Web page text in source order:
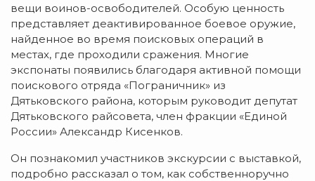
вещи воинов-освободителей. Особую ценность
представляет деактивированное боевое оружие,
найденное во время поисковых операций в
местах, где проходили сражения. Многие
экспонаты появились благодаря активной помощи
поискового отряда «Пограничник» из
Дятьковского района, которым руководит депутат
Дятьковского райсовета, член фракции «Единой
России» Александр Кисенков.
Он познакомил участников экскурсии с выставкой,
подробно рассказал о том, как собственноручно